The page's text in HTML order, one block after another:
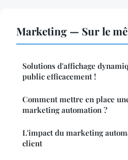
Marketing — Sur le
Solutions d'affichage
public efficacement !
Comment mettre en place
marketing automation ?
L'impact du marketing
client